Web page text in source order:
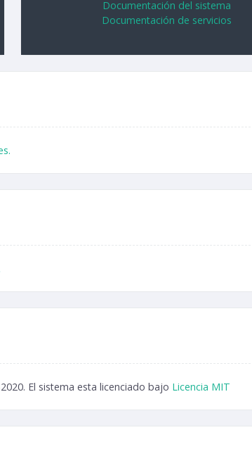
Documentación del sistema
Documentación de servicios
El sistema esta licenciado bajo Licencia MIT